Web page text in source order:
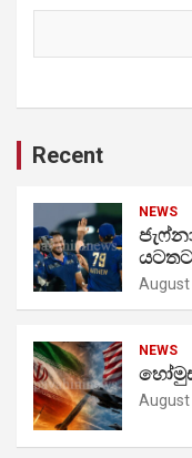
Recent
NEWS
යටතට
August
NEWS
August